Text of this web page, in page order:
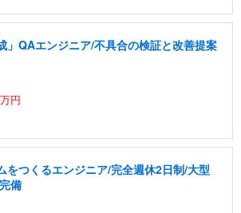
」QAエンジニア/不具合の検証と改善提案
円
をつくるエンジニア/完全週休2日制/大型
備